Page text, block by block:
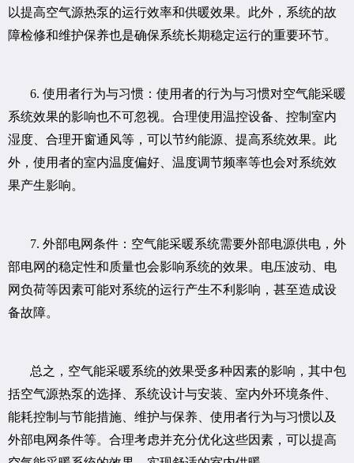
以提高空气源热泵的运行效率和供暖效果。此外，系统的故
障检修和维护保养也是确保系统长期稳定运行的重要环节。
6. 使用者行为与习惯：使用者的行为与习惯对空气能采暖
系统效果的影响也不可忽视。合理使用温控设备、控制室内
湿度、合理开窗通风等，可以节约能源、提高系统效果。此
外，使用者的室内温度偏好、温度调节频率等也会对系统效
果产生影响。
7. 外部电网条件：空气能采暖系统需要外部电源供电，外
部电网的稳定性和质量也会影响系统的效果。电压波动、电
网负荷等因素可能对系统的运行产生不利影响，甚至造成设
备故障。
总之，空气能采暖系统的效果受多种因素的影响，其中包
括空气源热泵的选择、系统设计与安装、室内外环境条件、
能耗控制与节能措施、维护与保养、使用者行为与习惯以及
外部电网条件等。合理考虑并充分优化这些因素，可以提高